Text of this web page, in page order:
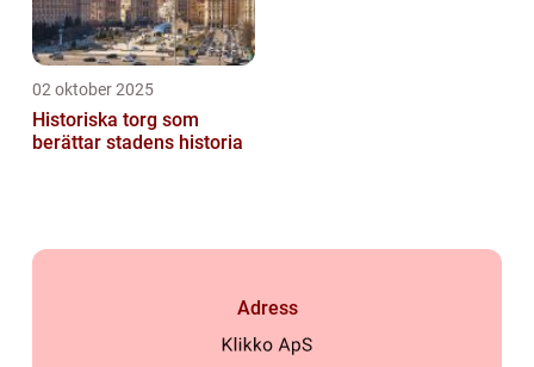
02 oktober 2025
Historiska torg som
berättar stadens historia
Adress